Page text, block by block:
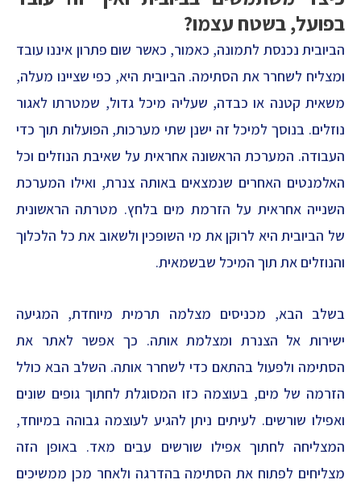
בפועל, בשטח עצמו?
הביובית נכנסת לתמונה, כאמור, כאשר שום פתרון איננו עובד
ומצליח לשחרר את הסתימה. הביובית היא, כפי שציינו מעלה,
משאית קטנה או כבדה, שעליה מיכל גדול, שמטרתו לאגור
נוזלים. בנוסך למיכל זה ישנן שתי מערכות, הפועלות תוך כדי
העבודה. המערכת הראשונה אחראית על שאיבת הנוזלים וכל
האלמנטים האחרים שנמצאים באותה צנרת, ואילו המערכת
השנייה אחראית על הזרמת מים בלחץ. מטרתה הראשונית
של הביובית היא לרוקן את מי השופכין ולשאוב את כל הלכלוך
והנוזלים את תוך המיכל שבשמאית.
בשלב הבא, מכניסים מצלמה תרמית מיוחדת, המגיעה
ישירות אל הצנרת ומצלמת אותה. כך אפשר לאתר את
הסתימה ולפעול בהתאם כדי לשחרר אותה. השלב הבא כולל
הזרמה של מים, בעוצמה כזו המסוגלת לחתוך גופים שונים
ואפילו שורשים. לעיתים ניתן להגיע לעוצמה גבוהה במיוחד,
המצליחה לחתוך אפילו שורשים עבים מאד. באופן הזה
מצליחים לפתוח את הסתימה בהדרגה ולאחר מכן ממשיכים